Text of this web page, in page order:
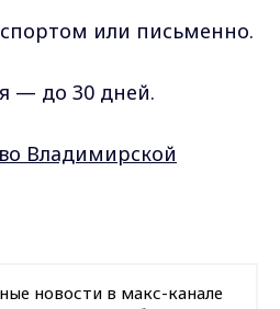
или письменно.
— до 30 дней.
Владимирской
новости в макс-канале